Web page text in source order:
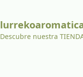
Descubre nuestra